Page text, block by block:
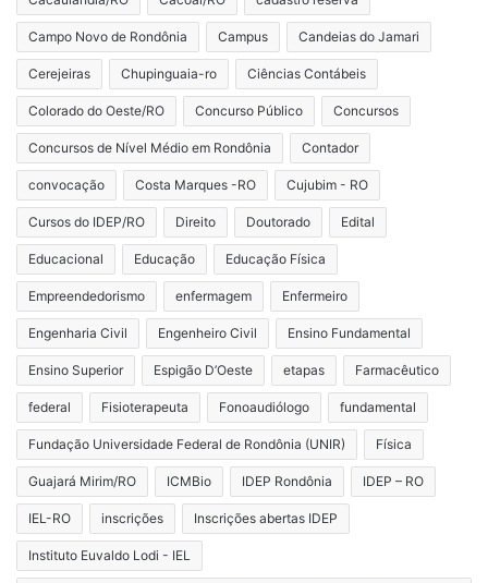
Campo Novo de Rondônia Campus Candeias do Jamari
Cerejeiras Chupinguaia-ro Ciências Contábeis
Colorado do Oeste/RO Concurso Público Concursos
Concursos de Nível Médio em Rondônia Contador
convocação Costa Marques -RO Cujubim - RO
Cursos do IDEP/RO Direito Doutorado Edital
Educacional Educação Educação Física
Empreendedorismo enfermagem Enfermeiro
Engenharia Civil Engenheiro Civil Ensino Fundamental
Ensino Superior Espigão D’Oeste etapas Farmacêutico
federal Fisioterapeuta Fonoaudiólogo fundamental
Fundação Universidade Federal de Rondônia (UNIR) Física
Guajará Mirim/RO ICMBio IDEP Rondônia IDEP – RO
IEL-RO inscrições Inscrições abertas IDEP
Instituto Euvaldo Lodi - IEL